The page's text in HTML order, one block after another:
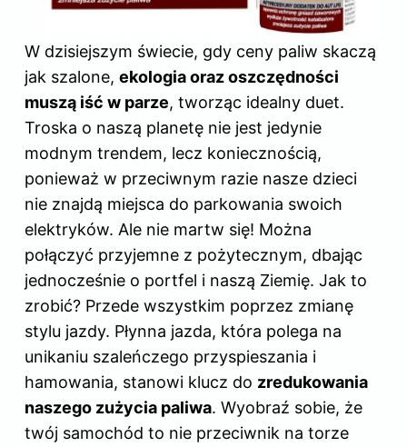
W dzisiejszym świecie, gdy ceny paliw skaczą
jak szalone, ekologia oraz oszczędności
muszą iść w parze, tworząc idealny duet.
Troska o naszą planetę nie jest jedynie
modnym trendem, lecz koniecznością,
ponieważ w przeciwnym razie nasze dzieci
nie znajdą miejsca do parkowania swoich
elektryków. Ale nie martw się! Można
połączyć przyjemne z pożytecznym, dbając
jednocześnie o portfel i naszą Ziemię. Jak to
zrobić? Przede wszystkim poprzez zmianę
stylu jazdy. Płynna jazda, która polega na
unikaniu szaleńczego przyspieszania i
hamowania, stanowi klucz do zredukowania
naszego zużycia paliwa. Wyobraź sobie, że
twój samochód to nie przeciwnik na torze